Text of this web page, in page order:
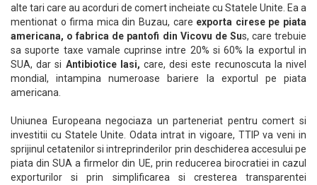
alte tari care au acorduri de comert incheiate cu Statele Unite. Ea a
mentionat o firma mica din Buzau, care exporta cirese pe piata
americana, o fabrica de pantofi din Vicovu de Sus, care trebuie
sa suporte taxe vamale cuprinse intre 20% si 60% la exportul in
SUA, dar si Antibiotice Iasi, care, desi este recunoscuta la nivel
mondial, intampina numeroase bariere la exportul pe piata
americana.
Uniunea Europeana negociaza un parteneriat pentru comert si
investitii cu Statele Unite. Odata intrat in vigoare, TTIP va veni in
sprijinul cetatenilor si intreprinderilor prin deschiderea accesului pe
piata din SUA a firmelor din UE, prin reducerea birocratiei in cazul
exporturilor si prin simplificarea si cresterea transparentei